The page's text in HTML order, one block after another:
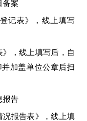
备案
记表》，线上填写
，线上填写后，自
加盖单位公章后扫
报告
况报告表》，线上填